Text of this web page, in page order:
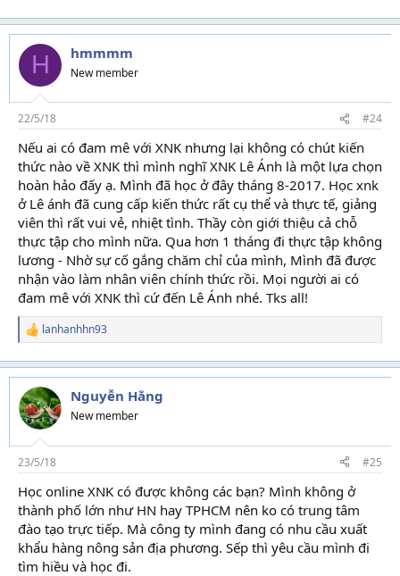
H hmmmm
New member
22/5/18 #24
Nếu ai có đam mê với XNK nhưng lại không có chút kiến
thức nào về XNK thì mình nghĩ XNK Lê Ánh là một lựa chọn
hoàn hảo đấy ạ. Mình đã học ở đây tháng 8-2017. Học xnk
ở Lê ánh đã cung cấp kiến thức rất cụ thể và thực tế, giảng
viên thì rất vui vẻ, nhiệt tình. Thầy còn giới thiệu cả chỗ
thực tập cho mình nữa. Qua hơn 1 tháng đi thực tập không
lương - Nhờ sự cố gắng chăm chỉ của mình, Mình đã được
nhận vào làm nhân viên chính thức rồi. Mọi người ai có
đam mê với XNK thì cứ đến Lê Ánh nhé. Tks all!
R
a
c
t
i
o
s
:
lanhanhhn93
Nguyễn Hằng
New member
23/5/18 #25
Học online XNK có được không các bạn? Mình không ở
thành phố lớn như HN hay TPHCM nên ko có trung tâm
đào tạo trực tiếp. Mà công ty mình đang có nhu cầu xuất
khẩu hàng nông sản địa phương. Sếp thì yêu cầu mình đi
tìm hiều và học đi.